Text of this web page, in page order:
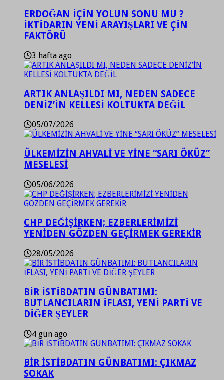
ERDOĞAN İÇİN YOLUN SONU MU ?
İKTİDARIN YENİ ARAYIŞLARI VE ÇİN
FAKTÖRÜ
3 hafta ago
ARTIK ANLAŞILDI MI, NEDEN SADECE
DENİZ’İN KELLESİ KOLTUKTA DEĞİL
05/07/2026
ÜLKEMİZİN AHVALİ VE YİNE “SARI ÖKÜZ”
MESELESİ
05/06/2026
CHP DEĞİŞİRKEN; EZBERLERİMİZİ
YENİDEN GÖZDEN GEÇİRMEK GEREKİR
28/05/2026
BİR İSTİBDATIN GÜNBATIMI:
BUTLANCILARIN İFLASI, YENİ PARTİ VE
DİĞER ŞEYLER
4 gün ago
BİR İSTİBDATIN GÜNBATIMI: ÇIKMAZ
SOKAK